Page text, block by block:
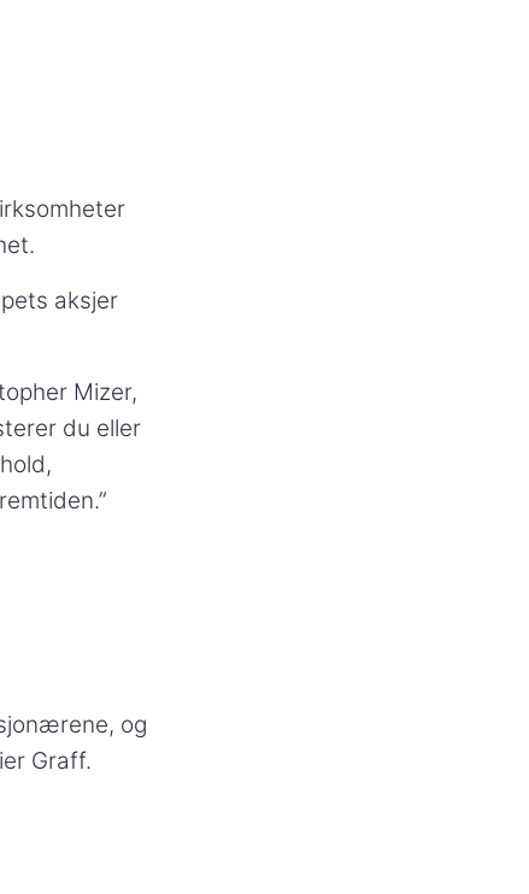
aksjer
Mizer,
du eller
og
Graff.